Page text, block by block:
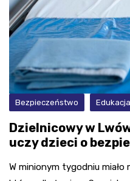
Bezpieczeństwo Edukacja
Dzielnicowy w
uczy dzieci o
W minionym tygodniu miało